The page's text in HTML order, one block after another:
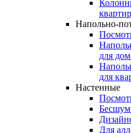
Напольно-
для
для
Настенные
Для